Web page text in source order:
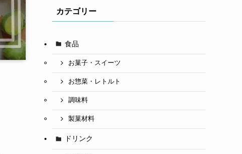
カテゴリー
食品
お菓子・スイーツ
お惣菜・レトルト
調味料
製菓材料
ドリンク